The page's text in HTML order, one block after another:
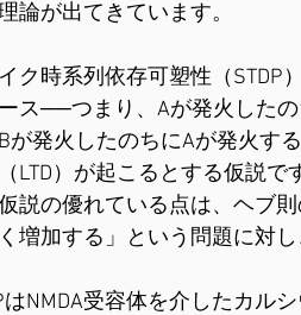
論が出てきています。
ク時系列依存可塑性（STDP
ス──つまり、Aが発火したの
が発火したのちにAが発火す
LTD）が起こるとする仮説で
説の優れている点は、ヘブ
増加する」という問題に対
はNMDA受容体を介したカル